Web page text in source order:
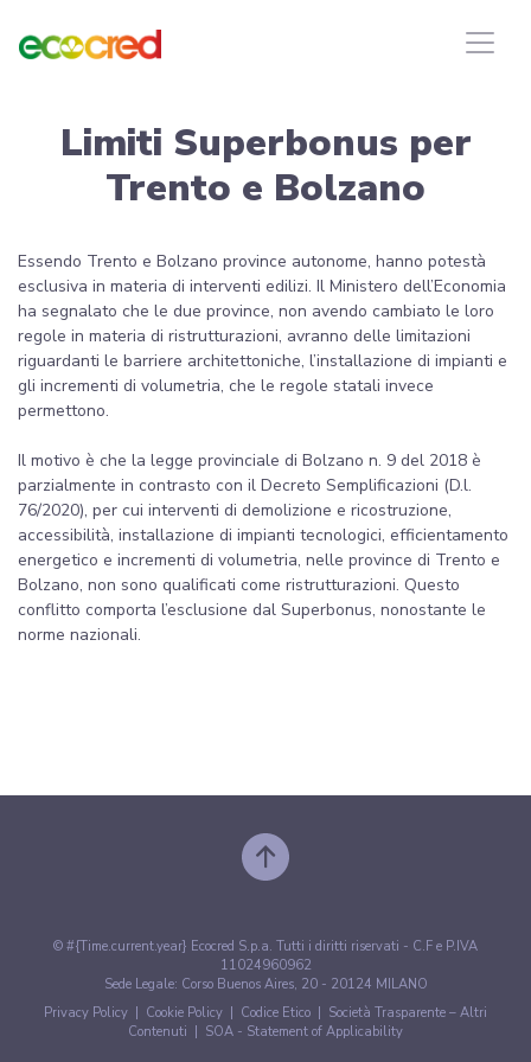
Limiti Superbonus per
Trento e Bolzano
Essendo Trento e Bolzano province autonome, hanno potestà
esclusiva in materia di interventi edilizi. Il Ministero dell’Economia
ha segnalato che le due province, non avendo cambiato le loro
regole in materia di ristrutturazioni, avranno delle limitazioni
riguardanti le barriere architettoniche, l’installazione di impianti e
gli incrementi di volumetria, che le regole statali invece
permettono.
Il motivo è che la legge provinciale di Bolzano n. 9 del 2018 è
parzialmente in contrasto con il Decreto Semplificazioni (D.l.
76/2020), per cui interventi di demolizione e ricostruzione,
accessibilità, installazione di impianti tecnologici, efficientamento
energetico e incrementi di volumetria, nelle province di Trento e
Bolzano, non sono qualificati come ristrutturazioni. Questo
conflitto comporta l’esclusione dal Superbonus, nonostante le
norme nazionali.
© #{Time.current.year} Ecocred S.p.a. Tutti i diritti riservati - C.F e P.IVA
11024960962
Sede Legale: Corso Buenos Aires, 20 - 20124 MILANO
Privacy Policy
Cookie Policy Codice Etico
Società Trasparente – Altri
Contenuti
SOA - Statement of Applicability